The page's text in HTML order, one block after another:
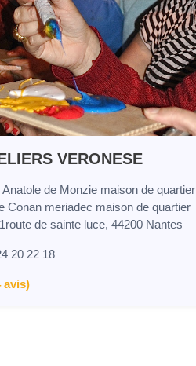
VERONESE
Anatole de Monzie maison de quartier
Conan meriadec maison de quartier
de sainte luce, 44200 Nantes
20 22 18
avis)